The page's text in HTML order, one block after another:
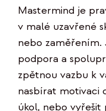
Mastermind je
v malé uzavřené
nebo zaměřením.
podpora a
zpětnou vazbu k
nasbírat motivaci
úkol, nebo